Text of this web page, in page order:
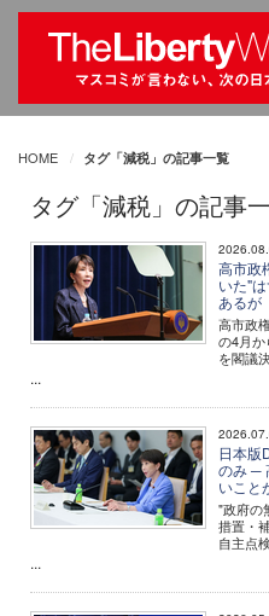
HOME タグ「減税」の記事一覧
タグ「減税」の記事
高市政
いた"
あるが
高市政
の4月
を閣議
...
日本版
のみ ─
いこと
"政府の
措置・
自主点
...